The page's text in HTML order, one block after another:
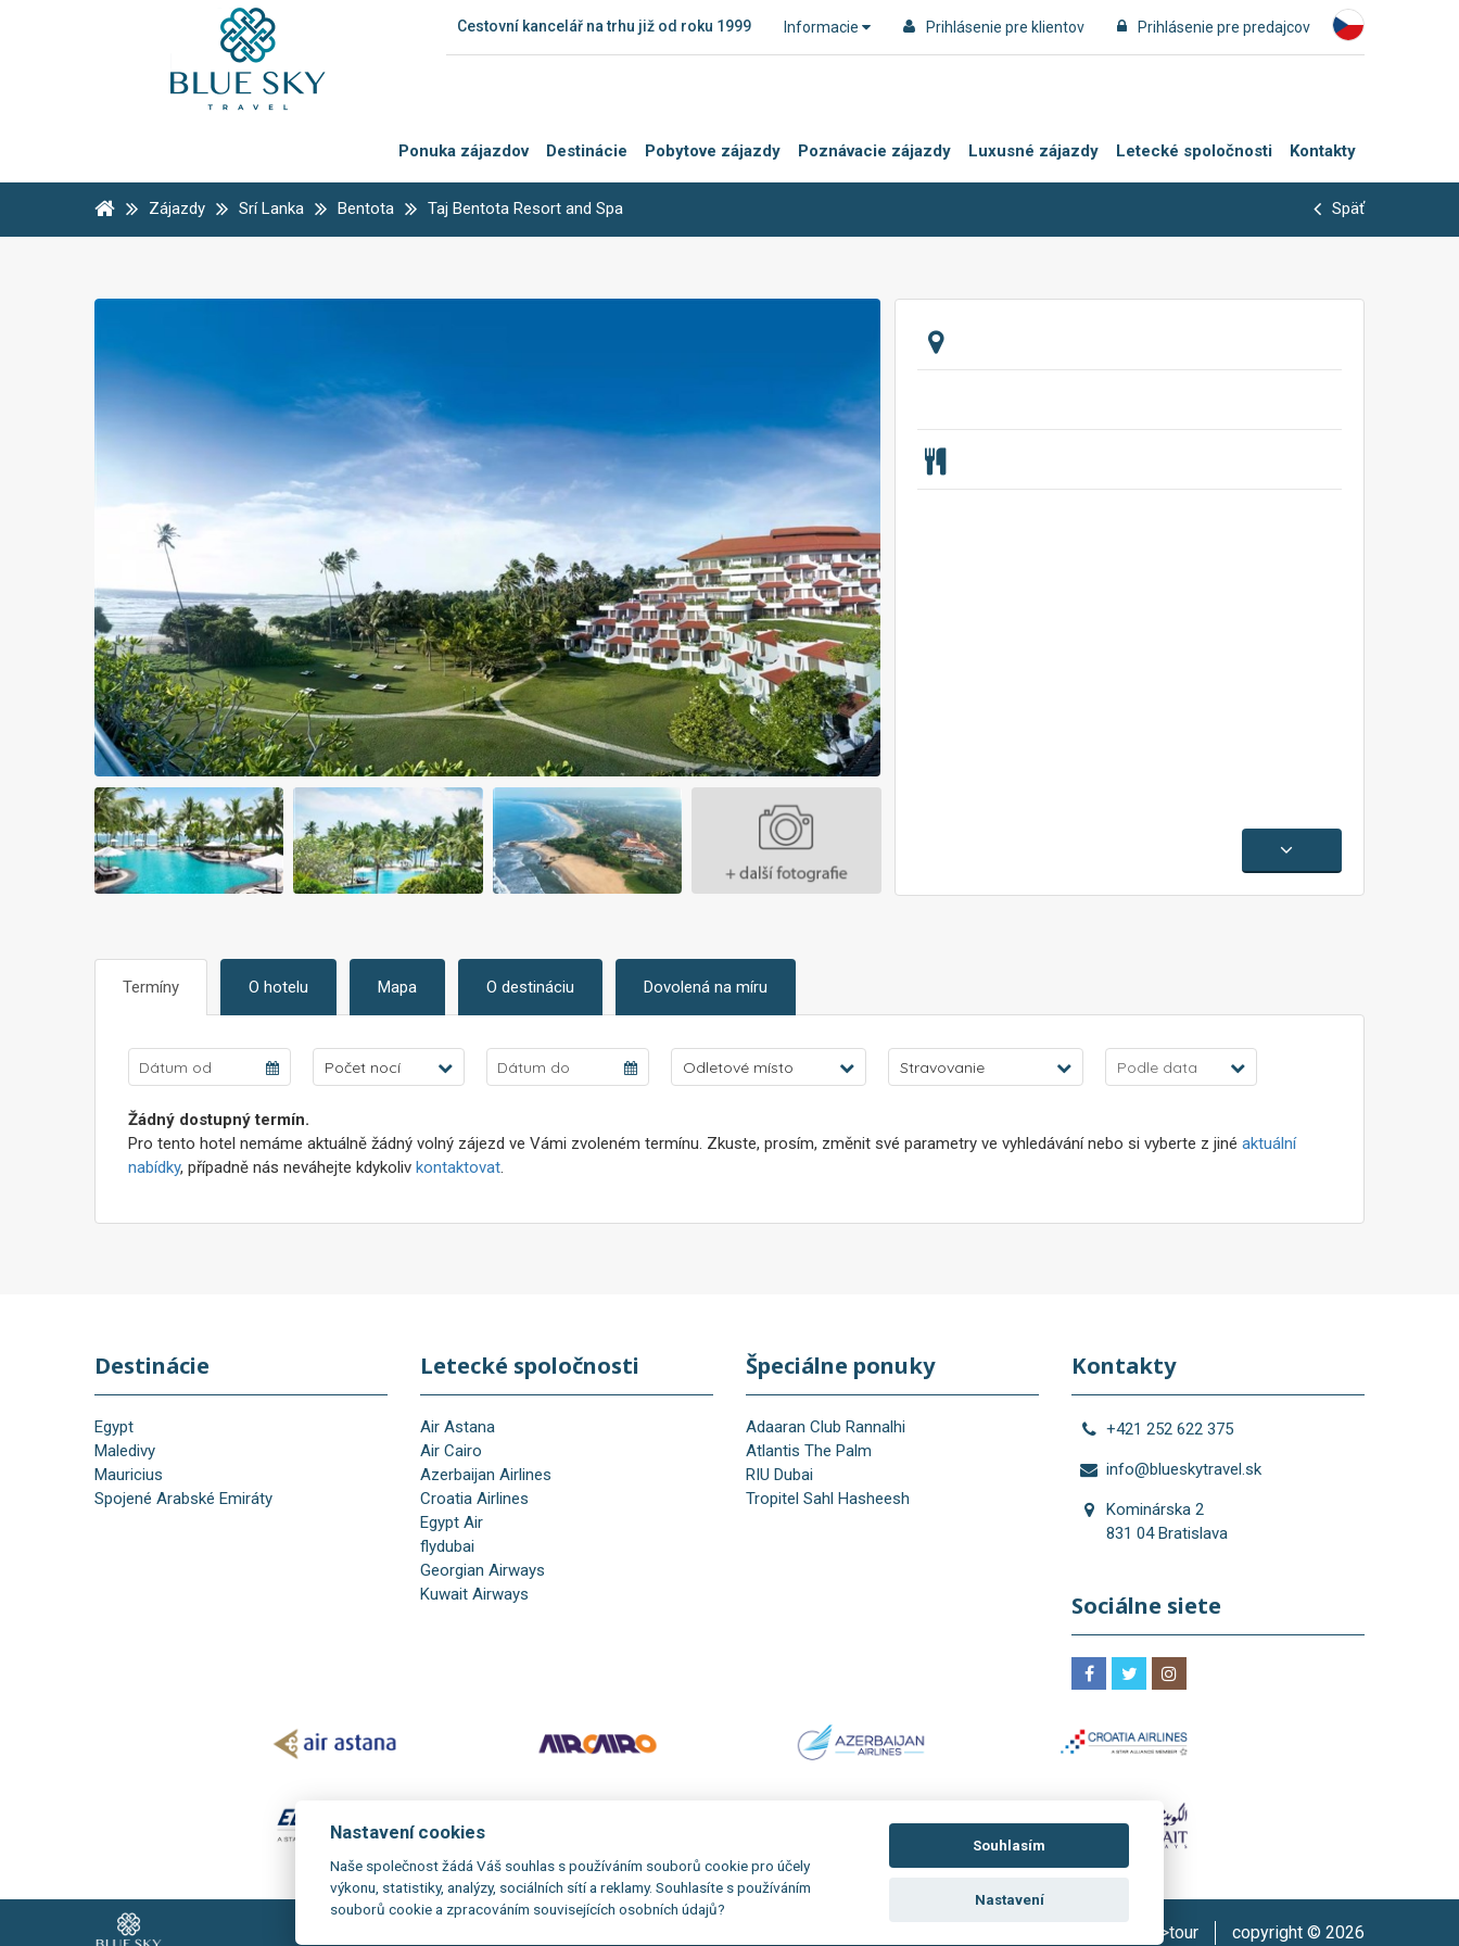
Cestovní kancelář na trhu již od roku 1999 Informacie Prihlásenie pre klientov Prihlásenie pre predajcov
Ponuka zájazdov Destinácie Pobytove zájazdy Poznávacie zájazdy Luxusné zájazdy Letecké spoločnosti Kontakty
Zájazdy Srí Lanka Bentota Taj Bentota Resort and Spa Späť
Termíny O hotelu Mapa O destináciu Dovolená na míru
Počet nocí Odletové místo Stravovanie Podle data
Žádný dostupný termín.
Pro tento hotel nemáme aktuálně žádný volný zájezd ve Vámi zvoleném termínu. Zkuste, prosím, změnit své parametry ve vyhledávání nebo si vyberte z jiné aktuální
nabídky, případně nás neváhejte kdykoliv kontaktovat.
Destinácie
Egypt
Maledivy
Mauricius
Spojené Arabské Emiráty
Letecké spoločnosti
Air Astana
Air Cairo
Azerbaijan Airlines
Croatia Airlines
Egypt Air
flydubai
Georgian Airways
Kuwait Airways
Špeciálne ponuky
Adaaran Club Rannalhi
Atlantis The Palm
RIU Dubai
Tropitel Sahl Hasheesh
Kontakty
+421 252 622 375
info@blueskytravel.sk
Kominárska 2
831 04 Bratislava
Sociálne siete
copyright © 2026
is>tour
Nastavení cookies
Naše společnost žádá Váš souhlas s používáním souborů cookie pro účely
výkonu, statistiky, analýzy, sociálních sítí a reklamy. Souhlasíte s používáním
souborů cookie a zpracováním souvisejících osobních údajů?
Souhlasím
Nastavení